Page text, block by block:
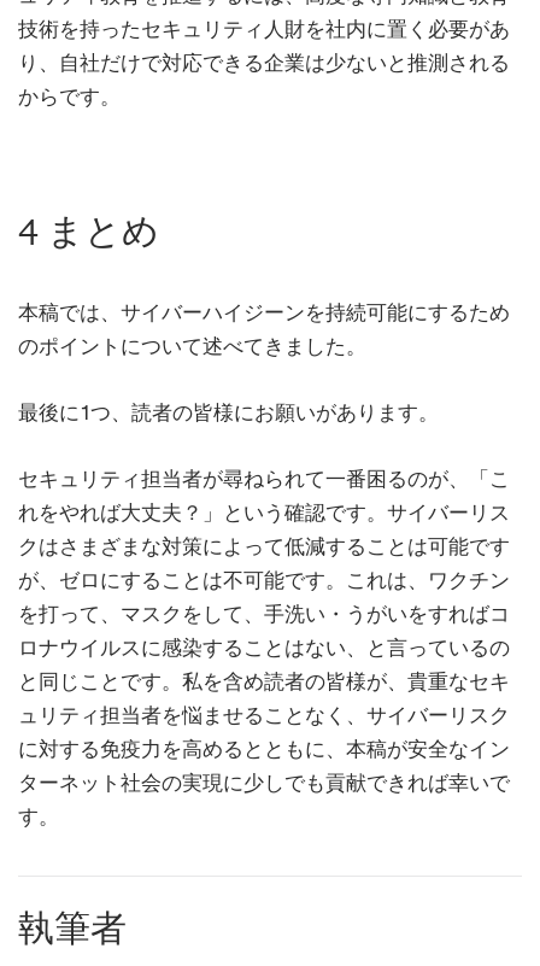
技術を持ったセキュリティ人財を社内に置く必要があ
り、自社だけで対応できる企業は少ないと推測される
からです。
4 まとめ
本稿では、サイバーハイジーンを持続可能にするため
のポイントについて述べてきました。
最後に1つ、読者の皆様にお願いがあります。
セキュリティ担当者が尋ねられて一番困るのが、「こ
れをやれば大丈夫？」という確認です。サイバーリス
クはさまざまな対策によって低減することは可能です
が、ゼロにすることは不可能です。これは、ワクチン
を打って、マスクをして、手洗い・うがいをすればコ
ロナウイルスに感染することはない、と言っているの
と同じことです。私を含め読者の皆様が、貴重なセキ
ュリティ担当者を悩ませることなく、サイバーリスク
に対する免疫力を高めるとともに、本稿が安全なイン
ターネット社会の実現に少しでも貢献できれば幸いで
す。
執筆者